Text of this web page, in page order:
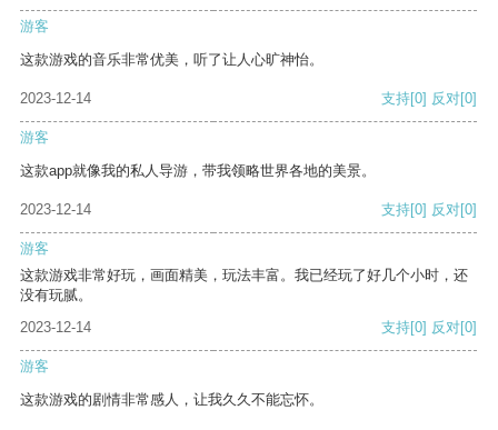
游客
这款游戏的音乐非常优美，听了让人心旷神怡。
2023-12-14 支持[0] 反对[0]
游客
这款app就像我的私人导游，带我领略世界各地的美景。
2023-12-14 支持[0] 反对[0]
游客
这款游戏非常好玩，画面精美，玩法丰富。我已经玩了好几个小时，还
没有玩腻。
2023-12-14
支持[0] 反对[0]
游客
这款游戏的剧情非常感人，让我久久不能忘怀。